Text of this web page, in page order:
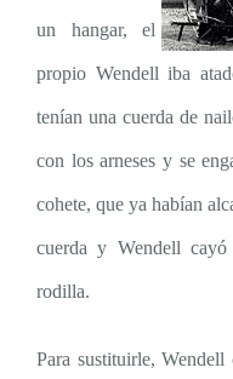
un hangar, el
propio Wendell iba
tenían una cuerda de
con los arneses y se
cohete, que ya habían
cuerda y Wendell cayó
rodilla.
Para sustituirle,